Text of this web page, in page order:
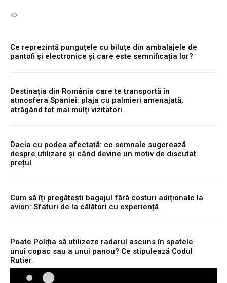
Ce reprezintă punguțele cu biluțe din ambalajele de
pantofi și electronice și care este semnificația lor?
Destinația din România care te transportă în
atmosfera Spaniei: plaja cu palmieri amenajată,
atrăgând tot mai mulți vizitatori.
Dacia cu podea afectată: ce semnale sugerează
despre utilizare și când devine un motiv de discutat
prețul
Cum să îți pregătești bagajul fără costuri adiționale la
avion: Sfaturi de la călători cu experiență
Poate Poliția să utilizeze radarul ascuns în spatele
unui copac sau a unui panou? Ce stipulează Codul
Rutier.